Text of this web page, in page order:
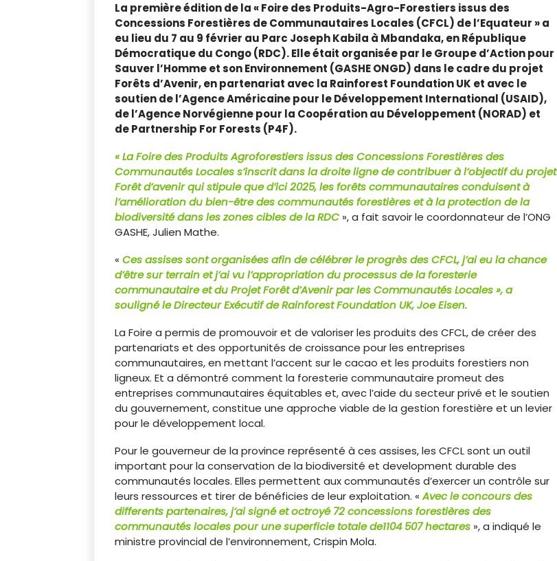
La première édition de la « Foire des Produits-Agro-Forestiers issus des
Concessions Forestières de Communautaires Locales (CFCL) de l’Equateur » a
eu lieu du 7 au 9 février au Parc Joseph Kabila à Mbandaka, en République
Démocratique du Congo (RDC). Elle était organisée par le Groupe d’Action pour
Sauver l’Homme et son Environnement (GASHE ONGD) dans le cadre du projet
Forêts d’Avenir, en partenariat avec la Rainforest Foundation UK et avec le
soutien de l’Agence Américaine pour le Développement International (USAID),
de l’Agence Norvégienne pour la Coopération au Développement (NORAD) et
de Partnership For Forests (P4F).
« La Foire des Produits Agroforestiers issus des Concessions Forestières des
Communautés Locales s’inscrit dans la droite ligne de contribuer à l’objectif du projet
Forêt d’avenir qui stipule que d’ici 2025, les forêts communautaires conduisent à
l’amélioration du bien-être des communautés forestières et à la protection de la
biodiversité dans les zones cibles de la RDC », a fait savoir le coordonnateur de l’ONG
GASHE, Julien Mathe.
« Ces assises sont organisées afin de célébrer le progrès des CFCL, j’ai eu la chance
d’être sur terrain et j’ai vu l’appropriation du processus de la foresterie
communautaire et du Projet Forêt d’Avenir par les Communautés Locales », a
souligné le Directeur Exécutif de Rainforest Foundation UK, Joe Eisen.
La Foire a permis de promouvoir et de valoriser les produits des CFCL, de créer des
partenariats et des opportunités de croissance pour les entreprises
communautaires, en mettant l’accent sur le cacao et les produits forestiers non
ligneux. Et a démontré comment la foresterie communautaire promeut des
entreprises communautaires équitables et, avec l’aide du secteur privé et le soutien
du gouvernement, constitue une approche viable de la gestion forestière et un levier
pour le développement local.
Pour le gouverneur de la province représenté à ces assises, les CFCL sont un outil
important pour la conservation de la biodiversité et development durable des
communautés locales. Elles permettent aux communautés d’exercer un contrôle sur
leurs ressources et tirer de bénéficies de leur exploitation. «Avec le concours des
differents partenaires, j’ai signé et octroyé 72 concessions forestières des
communautés locales pour une superficie totale de1104 507 hectares », a indiqué le
ministre provincial de l’environnement, Crispin Mola.